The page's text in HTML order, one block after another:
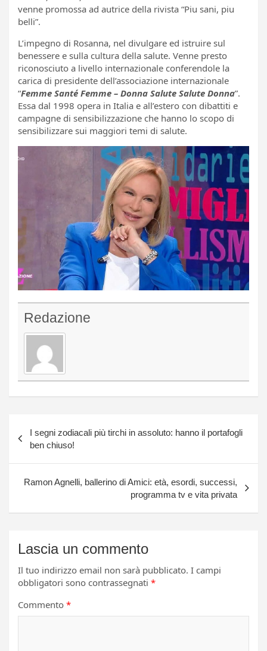
venne promossa ad autrice della rivista “Piu sani, piu
belli”.
L’impegno di Rosanna, nel divulgare ed istruire sul
benessere e sulla cultura della salute. Venne presto
riconosciuto a livello internazionale conferendole la
carica di presidente dell’associazione internazionale
“Femme Santé Femme – Donna Salute Salute Donna”.
Essa dal 1998 opera in Italia e all’estero con dibattiti e
campagne di sensibilizzazione che hanno lo scopo di
sensibilizzare sui maggiori temi di salute.
Redazione
articoli
I segni zodiacali più tirchi in assoluto: hanno il portafogli
ben chiuso!
Ramon Agnelli, ballerino di Amici: età, esordi, successi,
programma tv e vita privata
Lascia un commento
Il tuo indirizzo email non sarà pubblicato. I campi
obbligatori sono contrassegnati *
Commento *